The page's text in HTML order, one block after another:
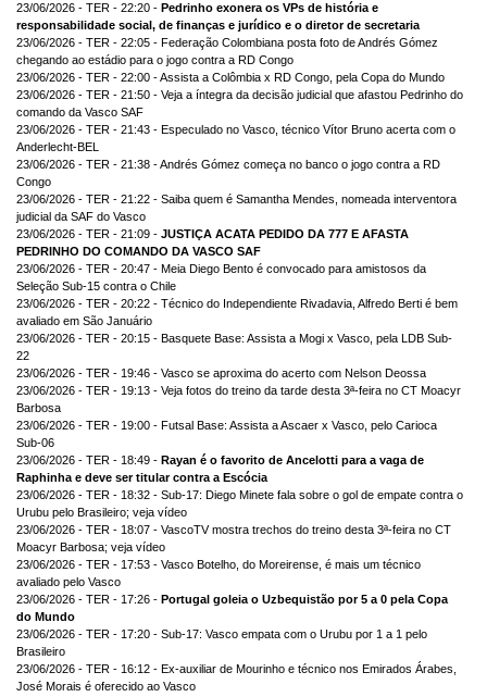
23/06/2026 - TER - 22:20 - Pedrinho exonera os VPs de história e
responsabilidade social, de finanças e jurídico e o diretor de secretaria
23/06/2026 - TER - 22:05 - Federação Colombiana posta foto de Andrés Gómez
chegando ao estádio para o jogo contra a RD Congo
23/06/2026 - TER - 22:00 - Assista a Colômbia x RD Congo, pela Copa do Mundo
23/06/2026 - TER - 21:50 - Veja a íntegra da decisão judicial que afastou Pedrinho do
comando da Vasco SAF
23/06/2026 - TER - 21:43 - Especulado no Vasco, técnico Vítor Bruno acerta com o
Anderlecht-BEL
23/06/2026 - TER - 21:38 - Andrés Gómez começa no banco o jogo contra a RD
Congo
23/06/2026 - TER - 21:22 - Saiba quem é Samantha Mendes, nomeada interventora
judicial da SAF do Vasco
23/06/2026 - TER - 21:09 - JUSTIÇA ACATA PEDIDO DA 777 E AFASTA
PEDRINHO DO COMANDO DA VASCO SAF
23/06/2026 - TER - 20:47 - Meia Diego Bento é convocado para amistosos da
Seleção Sub-15 contra o Chile
23/06/2026 - TER - 20:22 - Técnico do Independiente Rivadavia, Alfredo Berti é bem
avaliado em São Januário
23/06/2026 - TER - 20:15 - Basquete Base: Assista a Mogi x Vasco, pela LDB Sub-
22
23/06/2026 - TER - 19:46 - Vasco se aproxima do acerto com Nelson Deossa
23/06/2026 - TER - 19:13 - Veja fotos do treino da tarde desta 3ª-feira no CT Moacyr
Barbosa
23/06/2026 - TER - 19:00 - Futsal Base: Assista a Ascaer x Vasco, pelo Carioca
Sub-06
23/06/2026 - TER - 18:49 - Rayan é o favorito de Ancelotti para a vaga de
Raphinha e deve ser titular contra a Escócia
23/06/2026 - TER - 18:32 - Sub-17: Diego Minete fala sobre o gol de empate contra o
Urubu pelo Brasileiro; veja vídeo
23/06/2026 - TER - 18:07 - VascoTV mostra trechos do treino desta 3ª-feira no CT
Moacyr Barbosa; veja vídeo
23/06/2026 - TER - 17:53 - Vasco Botelho, do Moreirense, é mais um técnico
avaliado pelo Vasco
23/06/2026 - TER - 17:26 - Portugal goleia o Uzbequistão por 5 a 0 pela Copa
do Mundo
23/06/2026 - TER - 17:20 - Sub-17: Vasco empata com o Urubu por 1 a 1 pelo
Brasileiro
23/06/2026 - TER - 16:12 - Ex-auxiliar de Mourinho e técnico nos Emirados Árabes,
José Morais é oferecido ao Vasco